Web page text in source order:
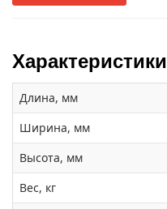
Характеристики
Длина, мм
Ширина, мм
Высота, мм
Вес, кг